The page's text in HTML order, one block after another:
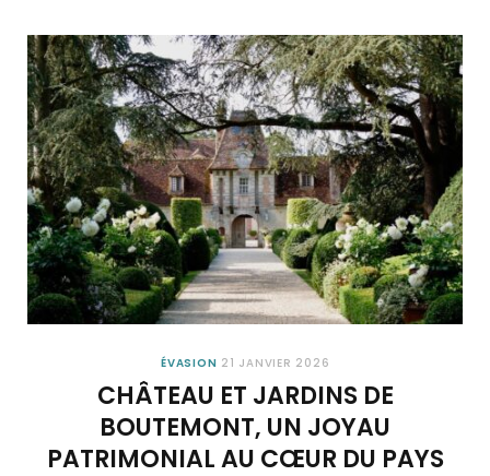
ÉVASION 21 JANVIER 2026
CHÂTEAU ET JARDINS DE
BOUTEMONT, UN JOYAU
PATRIMONIAL AU CŒUR DU PAYS